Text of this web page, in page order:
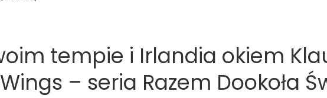
tempie i Irlandia okiem
– seria Razem Dookoła